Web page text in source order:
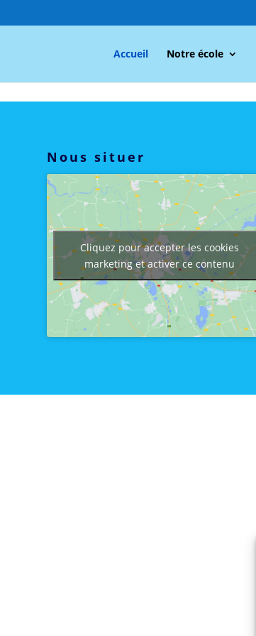
Accueil Notre école
Nous situer
Cliquez pour accepter les cookies
marketing et activer ce contenu